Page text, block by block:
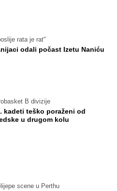
rata je rat"
odali počast Izetu Naniću
B divizije
kadeti teško poraženi od
u drugom kolu
scene u Perthu